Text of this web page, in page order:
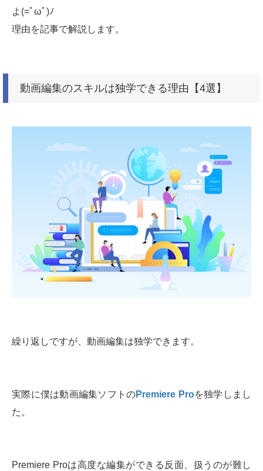
よ(=ﾟωﾟ)ﾉ
理由を記事で解説します。
動画編集のスキルは独学できる理由【4選】
繰り返しですが、動画編集は独学できます。
実際に僕は動画編集ソフトのPremiere Proを独学しまし
た。
Premiere Proは高度な編集ができる反面、扱うのが難し